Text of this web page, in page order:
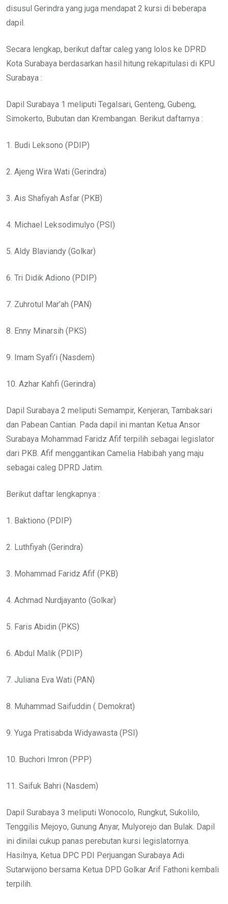
disusul Gerindra yang juga mendapat 2 kursi di beberapa
dapil.
Secara lengkap, berikut daftar caleg yang lolos ke DPRD
Kota Surabaya berdasarkan hasil hitung rekapitulasi di KPU
Surabaya :
Dapil Surabaya 1 meliputi Tegalsari, Genteng, Gubeng,
Simokerto, Bubutan dan Krembangan. Berikut daftarnya :
1. Budi Leksono (PDIP)
2. Ajeng Wira Wati (Gerindra)
3. Ais Shafiyah Asfar (PKB)
4. Michael Leksodimulyo (PSI)
5. Aldy Blaviandy (Golkar)
6. Tri Didik Adiono (PDIP)
7. Zuhrotul Mar’ah (PAN)
8. Enny Minarsih (PKS)
9. Imam Syafi’i (Nasdem)
10. Azhar Kahfi (Gerindra)
Dapil Surabaya 2 meliputi Semampir, Kenjeran, Tambaksari
dan Pabean Cantian. Pada dapil ini mantan Ketua Ansor
Surabaya Mohammad Faridz Afif terpilih sebagai legislator
dari PKB. Afif menggantikan Camelia Habibah yang maju
sebagai caleg DPRD Jatim.
Berikut daftar lengkapnya :
1. Baktiono (PDIP)
2. Luthfiyah (Gerindra)
3. Mohammad Faridz Afif (PKB)
4. Achmad Nurdjayanto (Golkar)
5. Faris Abidin (PKS)
6. Abdul Malik (PDIP)
7. Juliana Eva Wati (PAN)
8. Muhammad Saifuddin ( Demokrat)
9. Yuga Pratisabda Widyawasta (PSI)
10. Buchori Imron (PPP)
11. Saifuk Bahri (Nasdem)
Dapil Surabaya 3 meliputi Wonocolo, Rungkut, Sukolilo,
Tenggilis Mejoyo, Gunung Anyar, Mulyorejo dan Bulak. Dapil
ini dinilai cukup panas perebutan kursi legislatornya.
Hasilnya, Ketua DPC PDI Perjuangan Surabaya Adi
Sutarwijono bersama Ketua DPD Golkar Arif Fathoni kembali
terpilih.